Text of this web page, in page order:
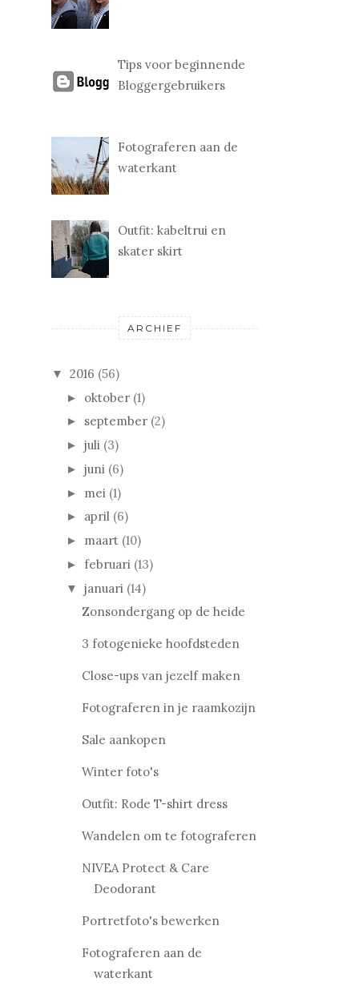
Tips voor beginnende
Bloggergebruikers
Fotograferen aan de
waterkant
Outfit: kabeltrui en
skater skirt
ARCHIEF
▼ 2016 (56)
► oktober (1)
► september (2)
► juli (3)
► juni (6)
► mei (1)
► april (6)
► maart (10)
► februari (13)
▼ januari (14)
Zonsondergang op de heide
3 fotogenieke hoofdsteden
Close-ups van jezelf maken
Fotograferen in je raamkozijn
Sale aankopen
Winter foto's
Outfit: Rode T-shirt dress
Wandelen om te fotograferen
NIVEA Protect & Care
Deodorant
Portretfoto's bewerken
Fotograferen aan de
waterkant